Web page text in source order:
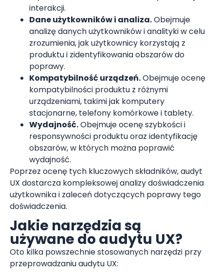
interakcji.
Dane użytkowników i analiza.Obejmuje
analizę danych użytkowników i analityki w celu
zrozumienia, jak użytkownicy korzystają z
produktu i zidentyfikowania obszarów do
poprawy.
Kompatybilność urządzeń.Obejmuje ocenę
kompatybilności produktu z różnymi
urządzeniami, takimi jak komputery
stacjonarne, telefony komórkowe i tablety.
Wydajność.Obejmuje ocenę szybkości i
responsywności produktu oraz identyfikację
obszarów, w których można poprawić
wydajność.
Poprzez ocenę tych kluczowych składników, audyt
UX dostarcza kompleksowej analizy doświadczenia
użytkownika i zaleceń dotyczących poprawy tego
doświadczenia.
Jakie narzędzia są
używane do audytu UX?
Oto kilka powszechnie stosowanych narzędzi przy
przeprowadzaniu audytu UX: